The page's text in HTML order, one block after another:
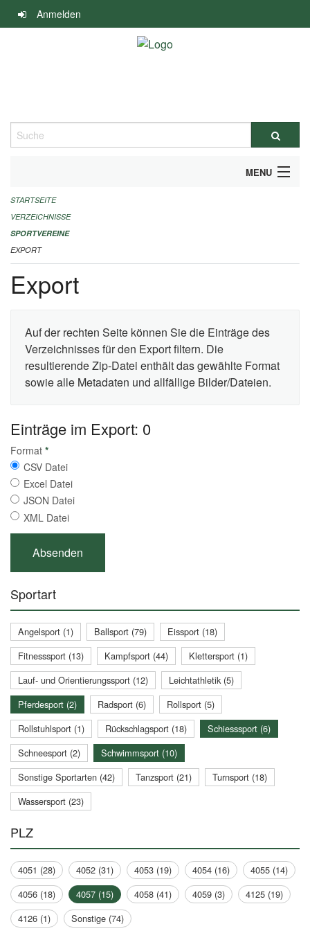
Navigation
überspringen
Anmelden
Suche
MENU
ALLGEMEINE INFORMATIONEN
FINANZIELLE UNTERSTÜTZUNG BENÖTIGT?
KONTAKT
STARTSEITE
VERZEICHNISSE
SPORTVEREINE
EXPORT
Export
Auf der rechten Seite können Sie die Einträge des
Verzeichnisses für den Export filtern. Die
resultierende Zip-Datei enthält das gewählte Format
sowie alle Metadaten und allfällige Bilder/Dateien.
Einträge im Export: 0
Format *
CSV Datei
Excel Datei
JSON Datei
XML Datei
Sportart
Angelsport (1) Ballsport (79)
Eissport (18)
Fitnesssport (13)
Kampfsport (44)
Klettersport (1)
Lauf- und Orientierungssport (12)
Leichtathletik (5)
Pferdesport (2)
Radsport (6)
Rollsport (5)
Rollstuhlsport (1)
Rückschlagsport (18)
Schiesssport (6)
Schneesport (2)
Schwimmsport (10)
Sonstige Sportarten (42)
Tanzsport (21)
Turnsport (18)
Wassersport (23)
PLZ
4051 (28) 4052 (31) 4053 (19) 4054 (16)
4055 (14)
4056 (18)
4057 (15) 4058 (41) 4059 (3)
4125 (19)
4126 (1)
Sonstige (74)